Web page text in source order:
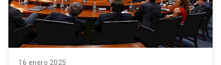
16 enero 2025